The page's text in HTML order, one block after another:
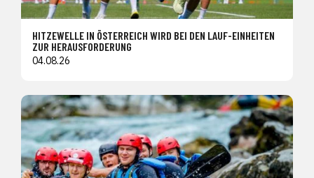
HITZEWELLE IN ÖSTERREICH WIRD BEI DEN LAUF-EINHEITEN
ZUR HERAUSFORDERUNG
04.08.26